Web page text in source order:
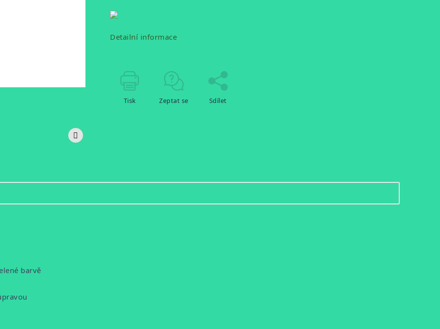
Detailní informace
Tisk Zeptat se Sdílet
barvě